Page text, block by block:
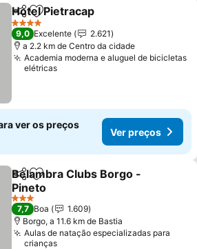
PartilharAdicionar aos favoritos
Hotel Pietracap
4 Estrelas
9,0 Excelente
2.621
a 2.2 km de Centro da cidade
Academia moderna e aluguel de bicicletas
elétricas
ver os preços
Ver preços
PartilharAdicionar aos favoritos
Belambra Clubs Borgo -
Pineto
Ver preços
3 Estrelas
7,7 Boa
1.609
Borgo, a 11.6 km de Bastia
Aulas de natação especializadas para
crianças